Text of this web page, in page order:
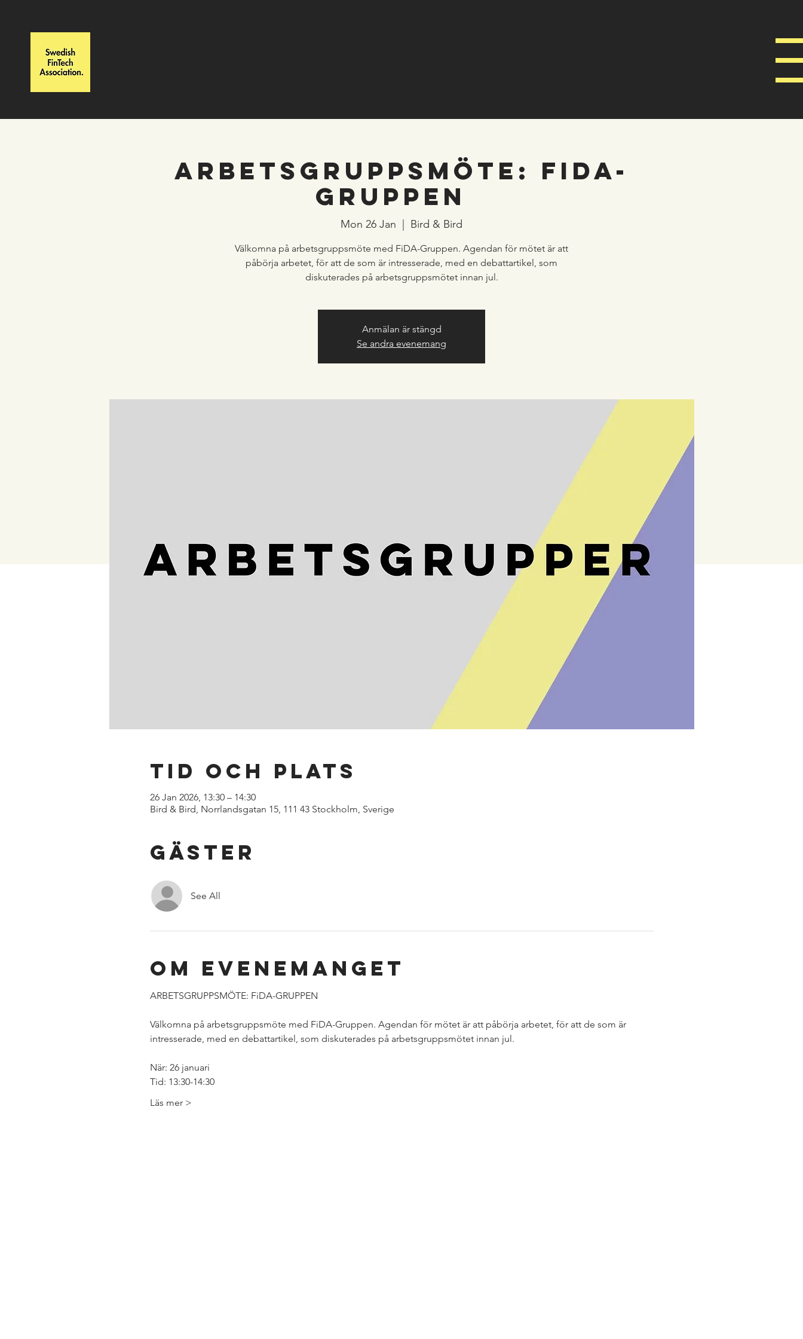
ARBETSGRUPPSMÖTE: FiDA-
GRUPPEN
Mon 26 Jan Bird & Bird
Välkomna på arbetsgruppsmöte med FiDA-Gruppen. Agendan för mötet är att
påbörja arbetet, för att de som är intresserade, med en debattartikel, som
diskuterades på arbetsgruppsmötet innan jul.
Anmälan är stängd
Se andra evenemang
Tid och plats
26 Jan 2026, 13:30 – 14:30
Bird & Bird, Norrlandsgatan 15, 111 43 Stockholm, Sverige
Gäster
See All
Om evenemanget
ARBETSGRUPPSMÖTE: FiDA-GRUPPEN
Välkomna på arbetsgruppsmöte med FiDA-Gruppen. Agendan för mötet är att påbörja arbetet, för att de som är
intresserade, med en debattartikel, som diskuterades på arbetsgruppsmötet innan jul.
När: 26 januari
Tid: 13:30-14:30
Läs mer >